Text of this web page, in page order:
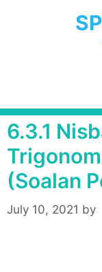
6.3.1
(Soalan
July 10, 2021 by